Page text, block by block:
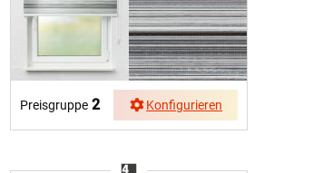
Preisgruppe 2 Konfigurieren